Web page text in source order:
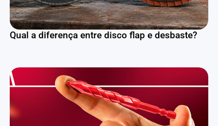
Qual a diferença entre disco flap e desbaste?